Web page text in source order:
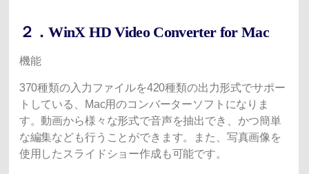
２．WinX HD Video Converter for Mac
機能
370種類の入力ファイルを420種類の出力形式でサポー
トしている、Mac用のコンバーターソフトになりま
す。動画から様々な形式で音声を抽出でき、かつ簡単
な編集なども行うことができます。また、写真画像を
使用したスライドショー作成も可能です。